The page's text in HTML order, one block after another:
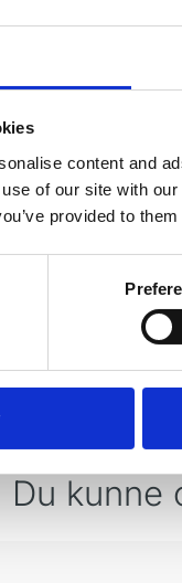
content and
of our site with
provided to
lavere
Du kunne